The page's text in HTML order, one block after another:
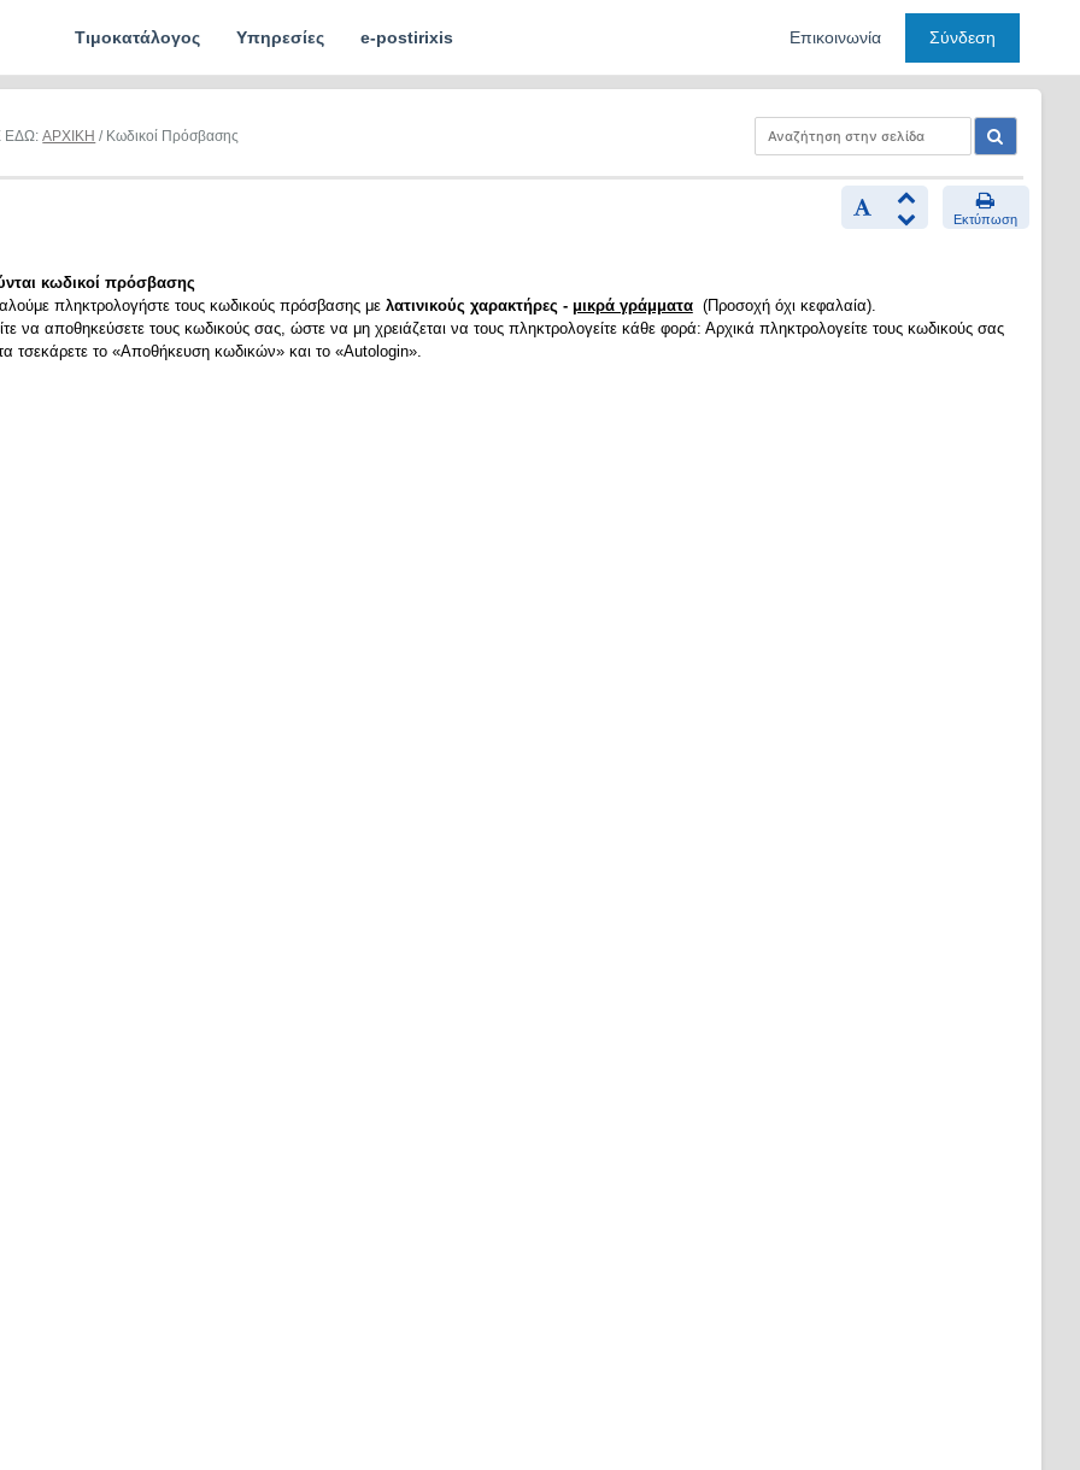
Τιμοκατάλογος Υπηρεσίες e-postirixis Επικοινωνία Σύνδεση
ΕΔΩ:ΑΡΧΙΚΗ / Κωδικοί Πρόσβασης
Εκτύπωση
κωδικοί πρόσβασης
πληκτρολογήστε τους κωδικούς πρόσβασης με λατινικούς χαρακτήρες - μικρά γράμματα(Προσοχή όχι κεφαλαία).
να αποθηκεύσετε τους κωδικούς σας, ώστε να μη χρειάζεται να τους πληκτρολογείτε κάθε φορά: Αρχικά πληκτρολογείτε τους κωδικούς σας
τσεκάρετε το «Αποθήκευση κωδικών» και το «Autologin».